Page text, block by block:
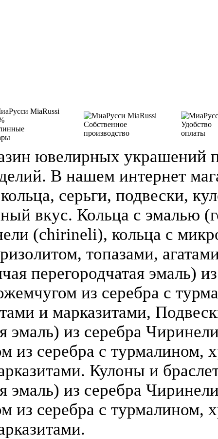
Собственное
производство
Удобство
оплаты
ювелирных украшений
В нашем интернет
серьги, подвески,
вкус. Кольца с эмалью
(chirineli), кольца с
топазами,
перегородчатая эмаль)
из серебра с
и марказитами,
эмаль) из серебра
из серебра с турмалином,
Кулоны и
эмаль) из серебра
из серебра с турмалином,